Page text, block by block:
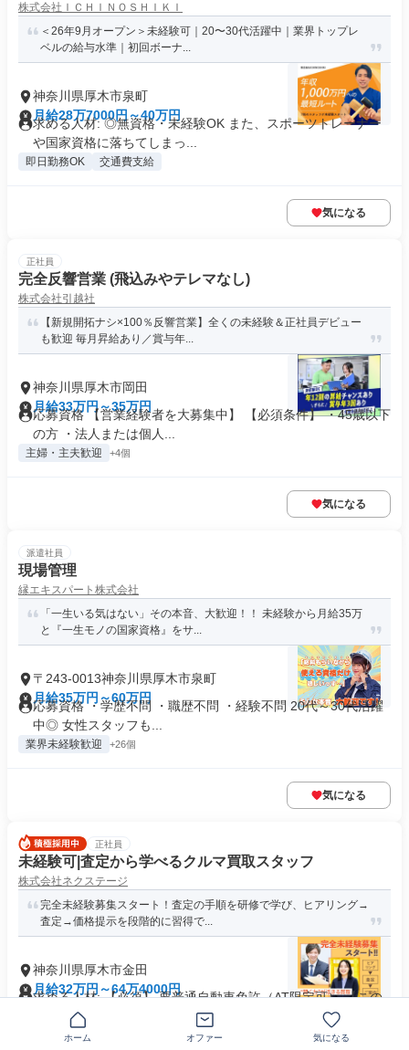
株式会社ＩＣＨＩＮＯＳＨＩＫＩ
＜26年9月オープン＞未経験可｜20〜30代活躍中｜業界トップレ
ベルの給与水準｜初回ボーナ...
神奈川県厚木市泉町
月給28万7000円～40万円
求める人材: ◎無資格・未経験OK また、スポーツトレーナー
や国家資格に落ちてしまっ...
即日勤務OK 交通費支給
気になる
正社員
完全反響営業 (飛込みやテレマなし)
株式会社引越社
【新規開拓ナシ×100％反響営業】全くの未経験＆正社員デビュー
も歓迎 毎月昇給あり／賞与年...
神奈川県厚木市岡田
月給33万円～35万円
応募資格 【営業経験者を大募集中】 【必須条件】 ・45歳以下
の方 ・法人または個人...
主婦・主夫歓迎 +4個
気になる
派遣社員
現場管理
縁エキスパート株式会社
「一生いる気はない」その本音、大歓迎！！ 未経験から月給35万
と『一生モノの国家資格』をサ...
〒243-0013神奈川県厚木市泉町
月給35万円～60万円
応募資格 ・学歴不問 ・職歴不問 ・経験不問 20代～30代活躍
中◎ 女性スタッフも...
業界未経験歓迎 +26個
気になる
正社員
未経験可|査定から学べるクルマ買取スタッフ
株式会社ネクステージ
完全未経験募集スタート！査定の手順を研修で学び、ヒアリング→
査定→価格提示を段階的に習得で...
神奈川県厚木市金田
月給32万円～64万4000円
求める人材: 【必須】 要普通自動車免許（AT限定可） 【この
募集は“育成前提の完...
交通費支給
ホーム オファー 気になる